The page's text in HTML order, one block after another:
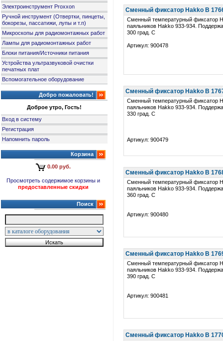
Электроинструмент Proxxon
Ручной инструмент (Отвертки, пинцеты,
бокорезы, пассатижи, лупы и т.п)
Микроскопы для радиомонтажных работ
Лампы для радиомонтажных работ
Блоки питания/Источники питания
Устройства ультразвуковой очистки
печатных плат
Вспомогательное оборудование
Добро пожаловать!
Доброе утро, Гость!
Вход в систему
Регистрация
Напомнить пароль
Корзина
0.00 руб.
Просмотреть содержимое корзины и
предоставленные скидки
Поиск
Сменный фиксатор Hakko B
Сменный температурный фиксатор
паяльников Hakko 933-934.
300 град. C
Артикул: 900478
Сменный фиксатор Hakko B
Сменный температурный фиксатор
паяльников Hakko 933-934.
330 град. C
Артикул: 900479
Сменный фиксатор Hakko B
Сменный температурный фиксатор
паяльников Hakko 933-934.
360 град. C
Артикул: 900480
Сменный фиксатор Hakko B
Сменный температурный фиксатор
паяльников Hakko 933-934.
390 град. C
Артикул: 900481
Сменный фиксатор Hakko B